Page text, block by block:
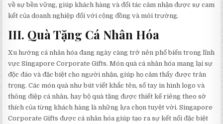
về sự bền vững, giúp khách hàng và đối tác cảm nhận được sự cam
kết của doanh nghiệp đối với cộng đồng và môi trường.
III. Quà Tặng Cá Nhân Hóa
Xu hướng cá nhân hóa đang ngày càng trở nên phổ biến trong lĩnh
vực Singapore Corporate Gifts. Món quà cá nhân hóa mang lại sự
độc đáo và đặc biệt cho người nhận, giúp họ cảm thấy được trân
trọng. Các món quà như bút viết khắc tên, sổ tay in hình logo và
thông điệp cá nhân, hay bộ quà tặng được thiết kế riêng theo sở
thích của từng khách hàng là những lựa chọn tuyệt vời. Singapore
Corporate Gifts được cá nhân hóa giúp tạo ra sự kết nối đặc biệt